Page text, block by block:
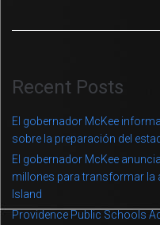
Recent Posts
El gobernador McKee
sobre la preparación del
El gobernador McKee
millones para transformar la
Island
Providence Public Schools